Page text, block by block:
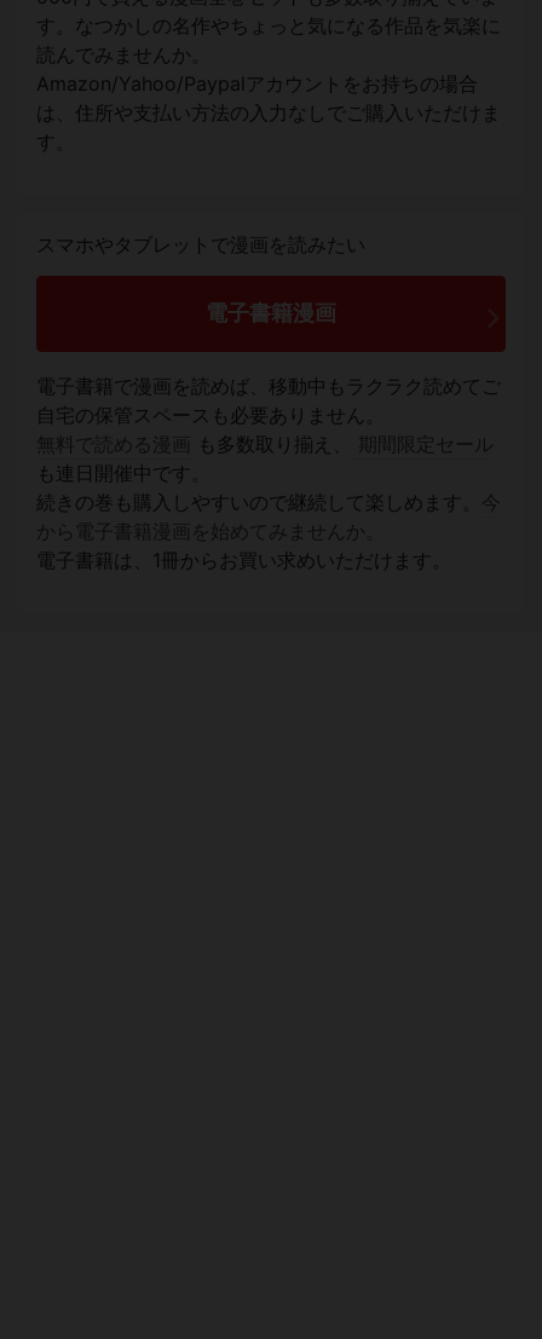
す。なつかしの名作やちょっと気になる作品を気楽に
読んでみませんか。
Amazon/Yahoo/Paypalアカウントをお持ちの場合
は、住所や支払い方法の入力なしでご購入いただけま
す。
スマホやタブレットで漫画を読みたい
電子書籍漫画
電子書籍で漫画を読めば、移動中もラクラク読めてご
自宅の保管スペースも必要ありません。
無料で読める漫画
も多数取り揃え、
期間限定セール
も連日開催中です。
続きの巻も購入しやすいので継続して楽しめます。 今
から電子書籍漫画を始めてみませんか。
電子書籍は、1冊からお買い求めいただけます。